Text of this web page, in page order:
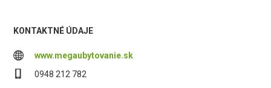
KONTAKTNÉ ÚDAJE
www.megaubytovanie.sk
0948 212 782